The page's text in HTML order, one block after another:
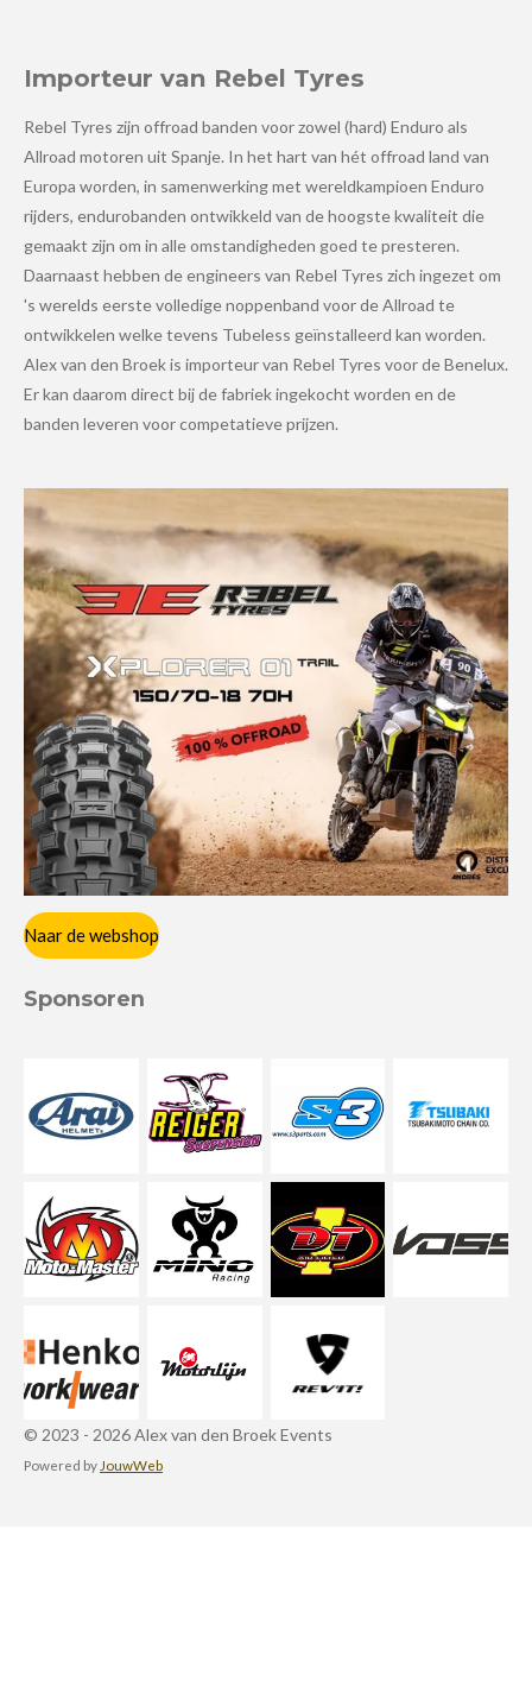
Importeur van Rebel Tyres
Rebel Tyres zijn offroad banden voor zowel (hard) Enduro als
Allroad motoren uit Spanje. In het hart van hét offroad land van
Europa worden, in samenwerking met wereldkampioen Enduro
rijders, endurobanden ontwikkeld van de hoogste kwaliteit die
gemaakt zijn om in alle omstandigheden goed te presteren.
Daarnaast hebben de engineers van Rebel Tyres zich ingezet om
's werelds eerste volledige noppenband voor de Allroad te
ontwikkelen welke tevens Tubeless geïnstalleerd kan worden.
Alex van den Broek is importeur van Rebel Tyres voor de Benelux.
Er kan daarom direct bij de fabriek ingekocht worden en de
banden leveren voor competatieve prijzen.
Naar de webshop
Sponsoren
© 2023 - 2026 Alex van den Broek Events
Powered by JouwWeb